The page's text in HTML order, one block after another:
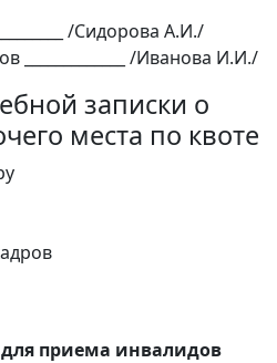
/Сидорова А.И./
_____________ /Иванова И.И./
записки о
места по квоте
приема инвалидов